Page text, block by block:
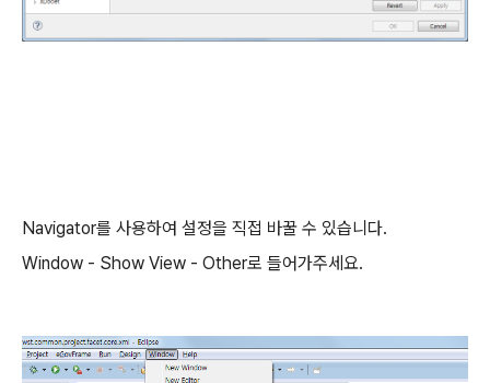
Navigator를 사용하여 설정을 직접 바꿀 수 있습니다.
Window - Show View - Other로 들어가주세요.